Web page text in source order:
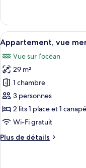
Appartement,
vue
mer
le
type
de
chambre
Appartement,
vue
mer
Afficher
toutes
les
photos
pour
ce
type
de
chambre :
Appartement,
11
Appartement, vue
Vue sur l’océan
29 m²
1 chambre
3 personnes
2 lits 1 place et 1
Wi-Fi gratuit
Plus de détails
Plus